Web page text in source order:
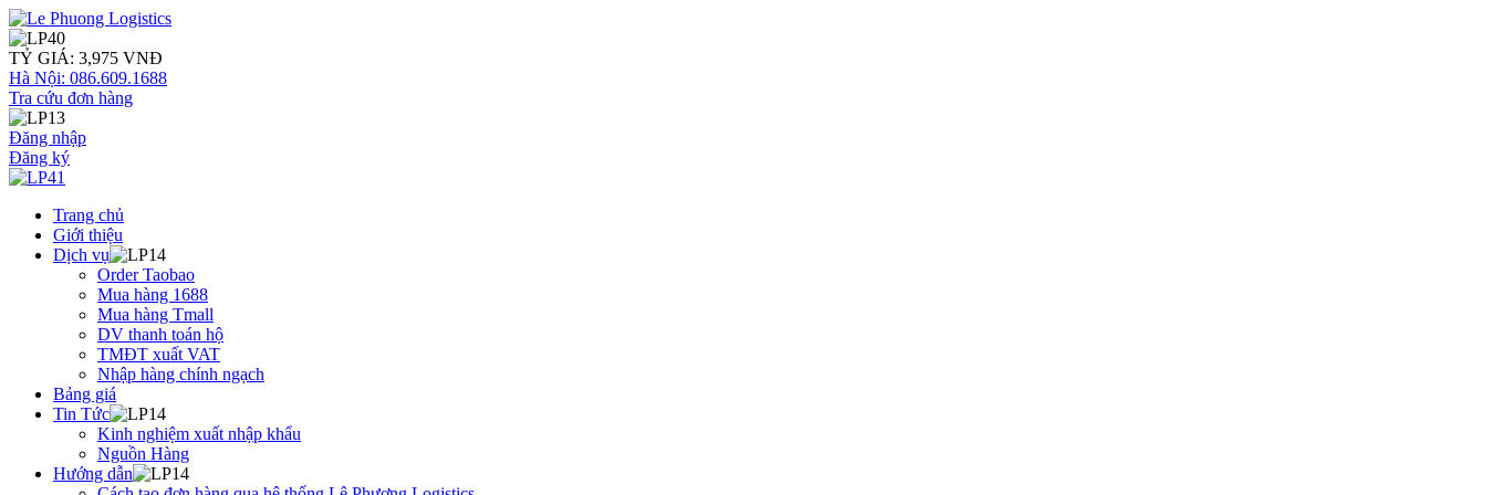
TỶ GIÁ: 3,975 VNĐ
Hà Nội: 086.609.1688
Tra cứu đơn hàng
Đăng nhập
Đăng ký
Trang chủ
Giới thiệu
Dịch vụ
Order Taobao
Mua hàng 1688
Mua hàng Tmall
DV thanh toán hộ
TMĐT xuất VAT
Nhập hàng chính ngạch
Bảng giá
Tin Tức
Kinh nghiệm xuất nhập khẩu
Nguồn Hàng
Hướng dẫn